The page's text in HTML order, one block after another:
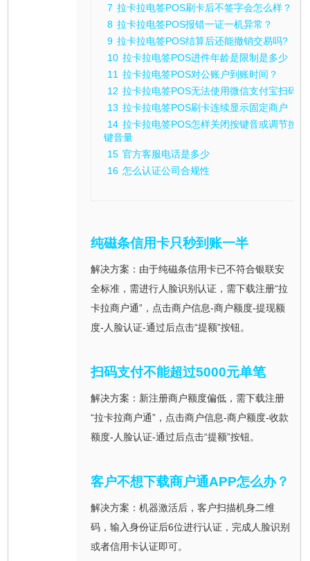
7 拉卡拉电签POS刷卡后不签字会怎么样？
8 拉卡拉电签POS报错一证一机异常？
9 拉卡拉电签POS结算后还能撤销交易吗?
10 拉卡拉电签POS进件年龄是限制是多少
11 拉卡拉电签POS对公账户到账时间？
12 拉卡拉电签POS无法使用微信支付宝扫码
13 拉卡拉电签POS刷卡连续显示固定商户
14 拉卡拉电签POS怎样关闭按键音或调节按
键音量
15 官方客服电话是多少
16 怎么认证公司合规性
纯磁条信用卡只秒到账一半
解决方案：由于纯磁条信用卡已不符合银联安
全标准，需进行人脸识别认证，需下载注册“拉
卡拉商户通”，点击商户信息-商户额度-提现额
度-人脸认证-通过后点击“提额”按钮。
扫码支付不能超过5000元单笔
解决方案：新注册商户额度偏低，需下载注册
“拉卡拉商户通”，点击商户信息-商户额度-收款
额度-人脸认证-通过后点击“提额”按钮。
客户不想下载商户通APP怎么办？
解决方案：机器激活后，客户扫描机身二维
码，输入身份证后6位进行认证，完成人脸识别
或者信用卡认证即可。